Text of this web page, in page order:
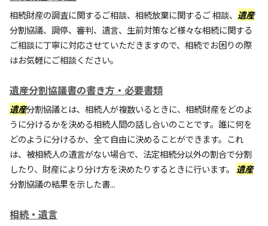
相続財産の調査に関するご相談、相続放棄に関するご 相談、 遺産
分割協議、調停、審判、遺言、生前対策など様々な相続に関する
ご相談に丁寧に対応させていただきますので、相続でお困りの際
はお気軽にご相談ください。
遺産分割協議書の書き方・必要書類
遺産分割協議とは、相続人が複数いるときに、相続財産をどのよ
うに分けるかを決める相続人間の話し合いのことです。誰に何を
どのように分けるか、全て自由に決めることができます。これ
は、被相続人の遺言がない場合で、法定相続分以外の割合で分割
したり、財産により分け方を決めたりするときに行います。 遺産
分割協議の結果を示した書...
相続・遺言